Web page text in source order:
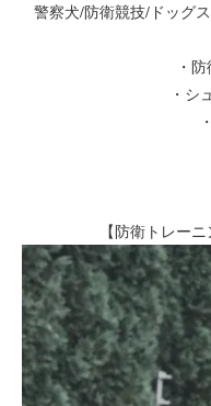
警察犬/防衛競技/ドッグ
・
・シ
【防衛トレー